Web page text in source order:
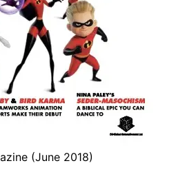
(June 2018)